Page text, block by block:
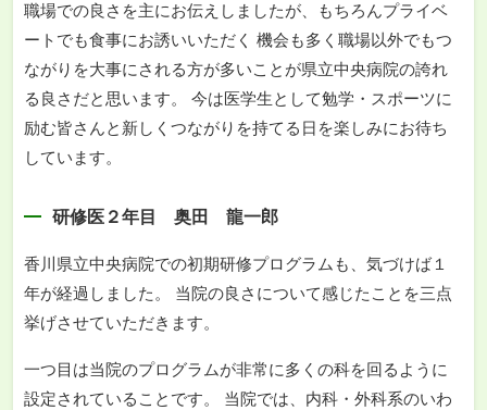
職場での良さを主にお伝えしましたが、もちろんプライベ
ートでも食事にお誘いいただく 機会も多く職場以外でもつ
ながりを大事にされる方が多いことが県立中央病院の誇れ
る良さだと思います。 今は医学生として勉学・スポーツに
励む皆さんと新しくつながりを持てる日を楽しみにお待ち
しています。
研修医２年目 奥田 龍一郎
香川県立中央病院での初期研修プログラムも、気づけば１
年が経過しました。 当院の良さについて感じたことを三点
挙げさせていただきます。
一つ目は当院のプログラムが非常に多くの科を回るように
設定されていることです。 当院では、内科・外科系のいわ